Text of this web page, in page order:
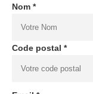
Nom *
Code postal *